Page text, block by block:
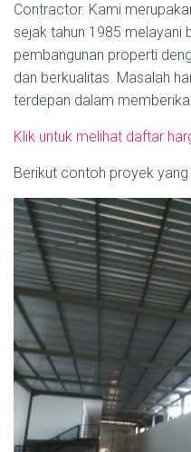
Contractor. Kami
sejak tahun 1985 melayani
pembangunan properti
dan berkualitas. Masalah
terdepan dalam
Klik untuk melihat daftar
Berikut contoh proyek